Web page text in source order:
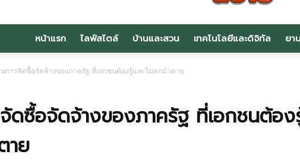
หน้าแรก ไลฟ์สไตล์ บ้านและสวน เทคโนโลยีและดิจิทัล ยา
การจัดซื้อจัดจ้างของภาครัฐ ที่เอกชนต้องรู้และไม่ตกม้าตาย
ดซื้อจัดจ้างของภาครัฐ ที่เอกชนต้อง
าย